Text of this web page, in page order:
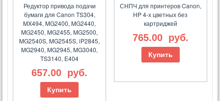
Редуктор привода подачи
бумаги для Canon TS304,
MX494, MG2400, MG2440,
MG2450, MG2455, MG2500,
MG2540S, MG2545S, iP2845,
MG2940, MG2945, MG3040,
TS3140, E404
657.00 руб.
Купить
СНПЧ для принтеров Canon,
HP 4-х цветных без
картриджей
765.00 руб.
Купить